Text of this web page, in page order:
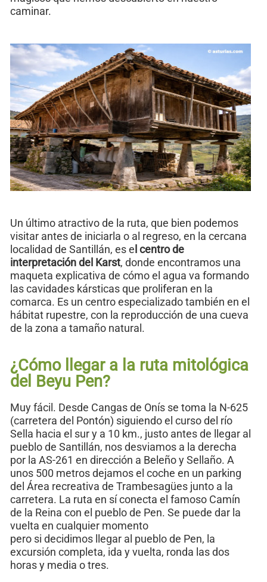
caminar.
Un último atractivo de la ruta, que bien podemos
visitar antes de iniciarla o al regreso, en la cercana
localidad de Santillán, es e l centro de
interpretación del Karst, donde encontramos una
maqueta explicativa de cómo el agua va formando
las cavidades kársticas que proliferan en la
comarca. Es un centro especializado también en el
hábitat rupestre, con la reproducción de una cueva
de la zona a tamaño natural.
¿Cómo llegar a la ruta mitológica
del Beyu Pen?
Muy fácil. Desde Cangas de Onís se toma la N-625
(carretera del Pontón) siguiendo el curso del río
Sella hacia el sur y a 10 km., justo antes de llegar al
pueblo de Santillán, nos desviamos a la derecha
por la AS-261 en dirección a Beleño y Sellaño. A
unos 500 metros dejamos el coche en un parking
del Área recreativa de Trambesagües junto a la
carretera. La ruta en sí conecta el famoso Camín
de la Reina con el pueblo de Pen. Se puede dar la
vuelta en cualquier momento
pero si decidimos llegar al pueblo de Pen, la
excursión completa, ida y vuelta, ronda las dos
horas y media o tres.